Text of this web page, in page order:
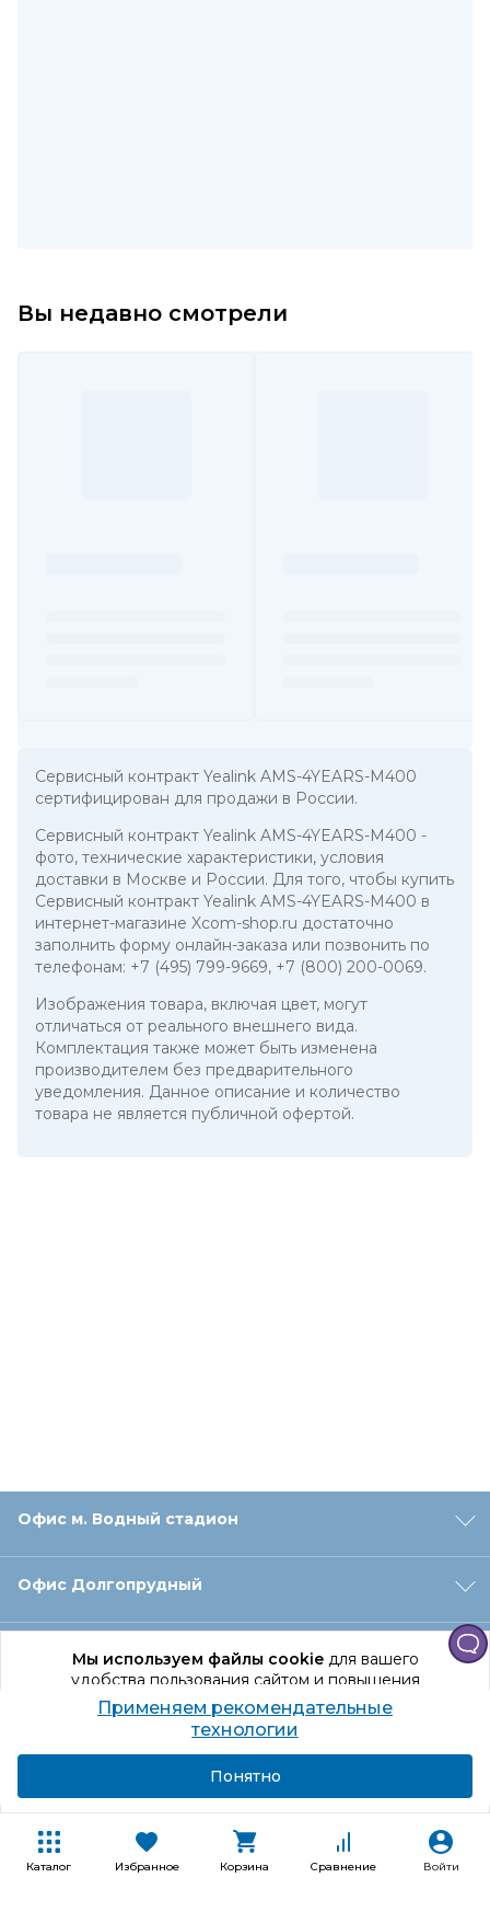
Каталог Избранное Корзина Сравнение Войти
Мы используем файлы cookieдля вашего
удобства пользования сайтом и повышения
качества рекомендаций.
Продолжая использование сайта, вы даете
согласие на обработку персональных данных
Вы недавно смотрели
Сервисный контракт Yealink AMS-4YEARS-M400
сертифицирован для продажи в России.
Сервисный контракт Yealink AMS-4YEARS-M400 -
фото, технические характеристики, условия
доставки в Москве и России. Для того, чтобы купить
Сервисный контракт Yealink AMS-4YEARS-M400 в
интернет-магазине Xcom-shop.ru достаточно
заполнить форму онлайн-заказа или позвонить по
телефонам: +7 (495) 799-9669, +7 (800) 200-0069.
Изображения товара, включая цвет, могут
отличаться от реального внешнего вида.
Комплектация также может быть изменена
производителем без предварительного
уведомления. Данное описание и количество
товара не является публичной офертой.
Офис м. Водный стадион
Офис Долгопрудный
Офис Санкт‑Петербург
Оформление заказа
Покупателям
Применяем рекомендательные
технологии
Понятно